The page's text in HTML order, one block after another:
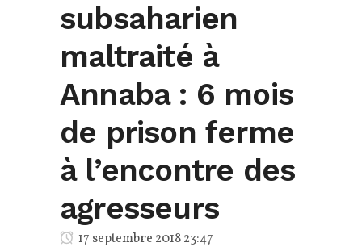
subsaharien
maltraité à
Annaba : 6 mois
de prison ferme
à l’encontre des
agresseurs
17 septembre 2018 23:47